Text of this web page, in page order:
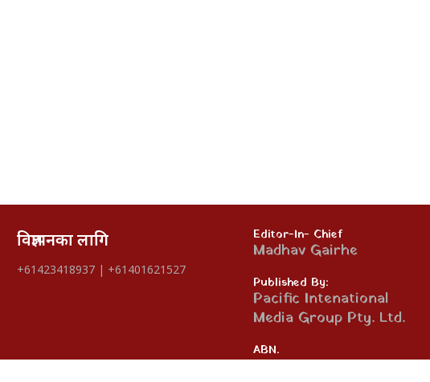
विज्ञापनका लागि
+61423418937 | +61401621527
Editor-In- Chief
Madhav Gairhe
Published By:
Pacific Intenational
Media Group Pty. Ltd.
ABN.
28 161 703 868